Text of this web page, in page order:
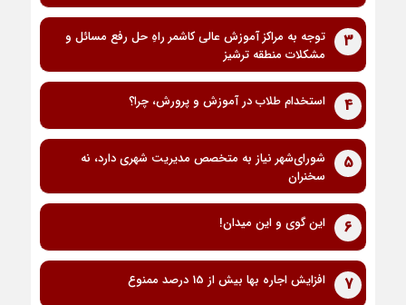
3
توجه به مراکز آموزش عالی کاشمر راهِ حل رفع مسائل و
مشکلات منطقه ترشیز
4 استخدام طلاب در آموزش و پرورش، چرا؟
5
شورای‌شهر نیاز به متخصص مدیریت شهری دارد، نه
سخنران
6 این گوی و این میدان!
7 افزایش اجاره بها بیش از 15 درصد ممنوع